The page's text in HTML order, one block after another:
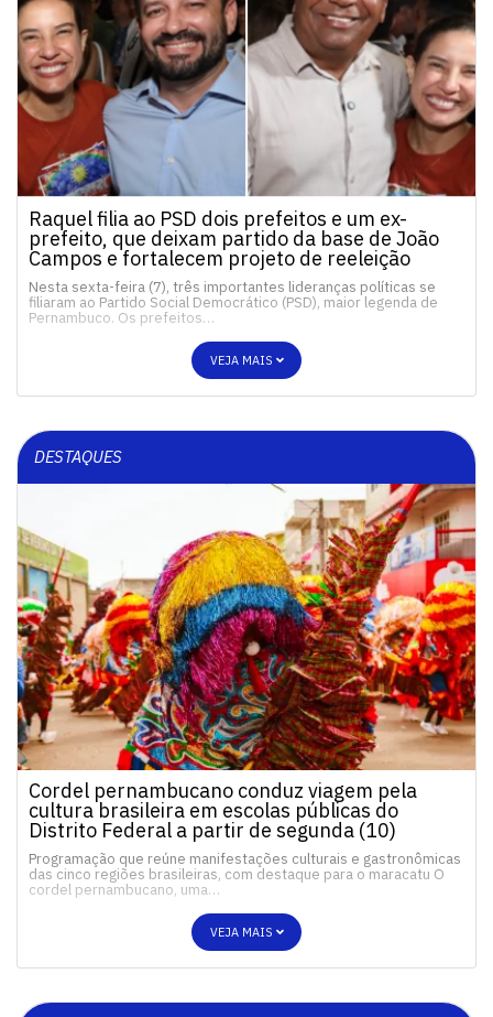
Raquel filia ao PSD dois prefeitos e um ex-
prefeito, que deixam partido da base de João
Campos e fortalecem projeto de reeleição
Nesta sexta-feira (7), três importantes lideranças políticas se
filiaram ao Partido Social Democrático (PSD), maior legenda de
Pernambuco. Os prefeitos…
VEJA MAIS
DESTAQUES
Cordel pernambucano conduz viagem pela
cultura brasileira em escolas públicas do
Distrito Federal a partir de segunda (10)
Programação que reúne manifestações culturais e gastronômicas
das cinco regiões brasileiras, com destaque para o maracatu O
cordel pernambucano, uma…
VEJA MAIS